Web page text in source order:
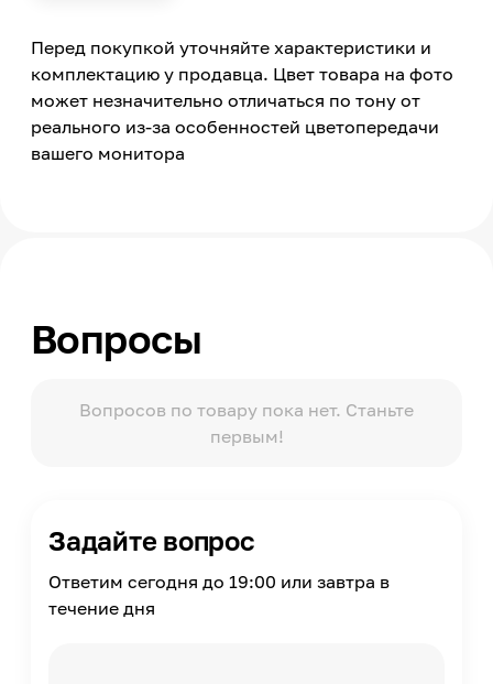
Цветовая температура
6500
Световой поток
12800
200-240
Температура эксплуатации
Габаритный размер
375*326*44 мм
35000
Класс защиты от поражения электрическим током
Перед покупкой уточняйте характеристики и
комплектацию у продавца. Цвет товара на фото
может незначительно отличаться по тону от
реального из-за особенностей цветопередачи
вашего монитора
Вопросы
Вопросов по товару пока нет. Станьте
первым!
Задайте вопрос
Ответим сегодня до 19:00 или завтра в
течение дня